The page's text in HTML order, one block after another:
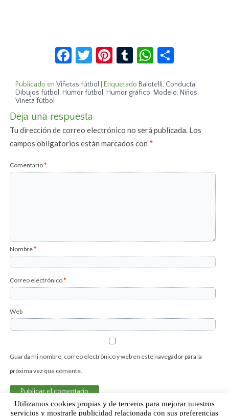
Facebook
Twitter
Pinterest
TumblrWhatsApp
Publicado en Viñetas fútbol Etiquetado Balotelli, Conducta,
Dibujos fútbol, Humor fútbol, Humor gráfico, Modelo, Niños,
Viñeta fútbol
Deja una respuesta
Tu dirección de correo electrónico no será publicada. Los
campos obligatorios están marcados con*
Comentario*
Nombre*
Correo electrónico*
Web
Guarda mi nombre, correo electrónico y web en este navegador para la
próxima vez que comente.
Utilizamos cookies propias y de terceros para mejorar nuestros
servicios y mostrarle publicidad relacionada con sus preferencias